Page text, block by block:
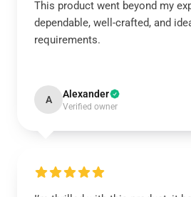
This product went beyond my
dependable, well-crafted, and
requirements.
A Alexander
Verified owner